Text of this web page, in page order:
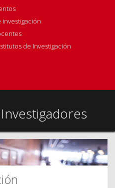
investigación
de Investigación